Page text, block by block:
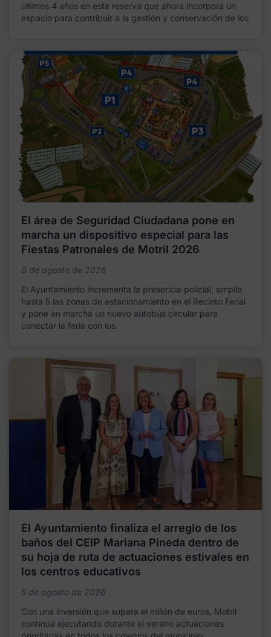
últimos 4 años en esta reserva que ahora incorpora un
espacio para contribuir a la gestión y conservación de los
El área de Seguridad Ciudadana pone en
marcha un dispositivo especial para las
Fiestas Patronales de Motril 2026
6 de agosto de 2026
El Ayuntamiento incrementa la presencia policial, amplía
hasta 5 las zonas de estacionamiento en el Recinto Ferial
y pone en marcha un nuevo autobús circular para
conectar la feria con los
El Ayuntamiento finaliza el arreglo de los
baños del CEIP Mariana Pineda dentro de
su hoja de ruta de actuaciones estivales en
los centros educativos
5 de agosto de 2026
Con una inversión que supera el millón de euros, Motril
continúa ejecutando durante el verano actuaciones